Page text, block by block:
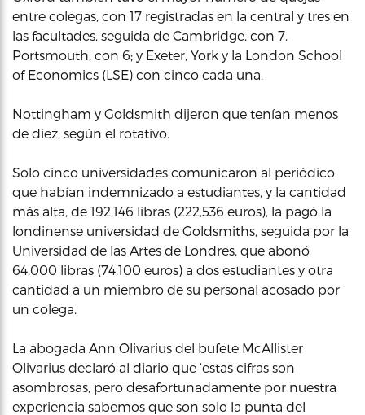
entre colegas, con 17 registradas en la central y tres en
las facultades, seguida de Cambridge, con 7,
Portsmouth, con 6; y Exeter, York y la London School
of Economics (LSE) con cinco cada una.
Nottingham y Goldsmith dijeron que tenían menos
de diez, según el rotativo.
Solo cinco universidades comunicaron al periódico
que habían indemnizado a estudiantes, y la cantidad
más alta, de 192,146 libras (222,536 euros), la pagó la
londinense universidad de Goldsmiths, seguida por la
Universidad de las Artes de Londres, que abonó
64,000 libras (74,100 euros) a dos estudiantes y otra
cantidad a un miembro de su personal acosado por
un colega.
La abogada Ann Olivarius del bufete McAllister
Olivarius declaró al diario que ‘estas cifras son
asombrosas, pero desafortunadamente por nuestra
experiencia sabemos que son solo la punta del